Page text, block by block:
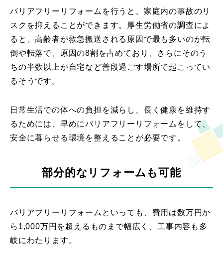
バリアフリーリフォームを行うと、家庭内の事故のリ
スクを抑えることができます。厚生労働省の調査によ
ると、高齢者が救急搬送される原因で最も多いのが転
倒や転落で、原因の8割を占めており、さらにそのう
ちの半数以上が自宅など普段過ごす場所で起こってい
るそうです。
日常生活での体への負担を減らし、長く健康を維持す
るためには、早めにバリアフリーリフォームをして、
安全に暮らせる環境を整えることが必要です。
部分的なリフォームも可能
バリアフリーリフォームといっても、費用は数万円か
ら1,000万円を超えるものまで幅広く、工事内容も多
岐にわたります。